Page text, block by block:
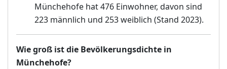
Münchehofe hat 476 Einwohner, davon sind
223 männlich und 253 weiblich (Stand 2023).
Wie groß ist die Bevölkerungsdichte in
Münchehofe?